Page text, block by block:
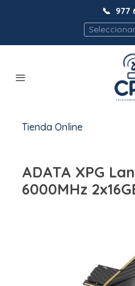
📞 977
Tienda Online
ADATA XPG
6000MHz